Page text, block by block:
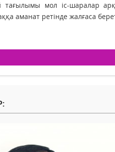
тағылымы мол іс-шаралар
аманат ретінде жалғаса